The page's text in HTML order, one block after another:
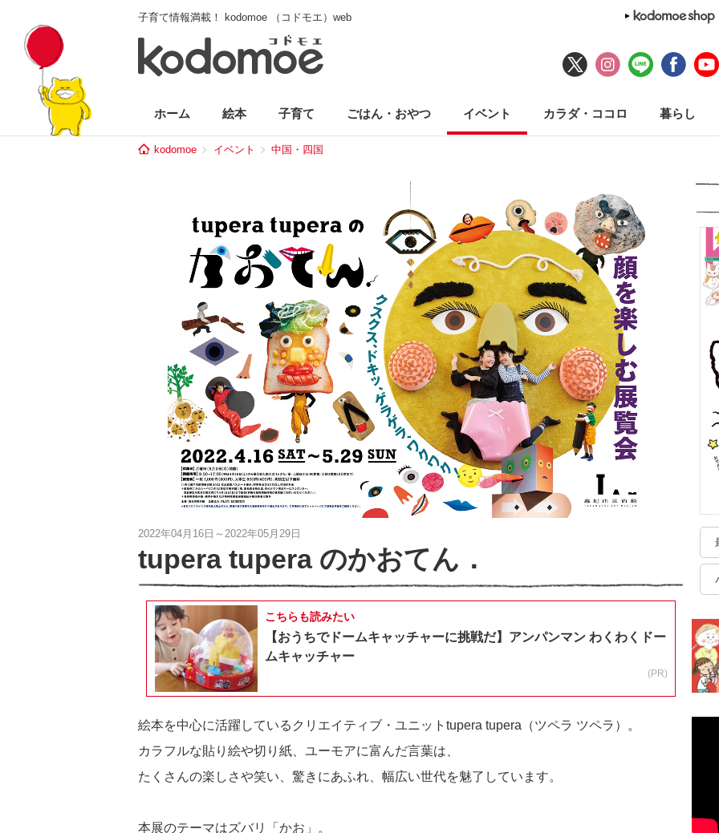
子育て情報満載！ kodomoe （コドモエ）web
ホーム 絵本 子育て ごはん・おやつ イベント カラダ・ココロ 暮らし
kodomoe イベント 中国・四国
2022年04月16日～2022年05月29日
tupera tupera のかおてん．
こちらも読みたい
【おうちでドームキャッチャーに挑戦だ】アンパンマン わくわくドー
ムキャッチャー
(PR)
絵本を中心に活躍しているクリエイティブ・ユニットtupera tupera（ツペラ ツペラ）。
カラフルな貼り絵や切り紙、ユーモアに富んだ言葉は、
たくさんの楽しさや笑い、驚きにあふれ、幅広い世代を魅了しています。
本展のテーマはズバリ「かお」。